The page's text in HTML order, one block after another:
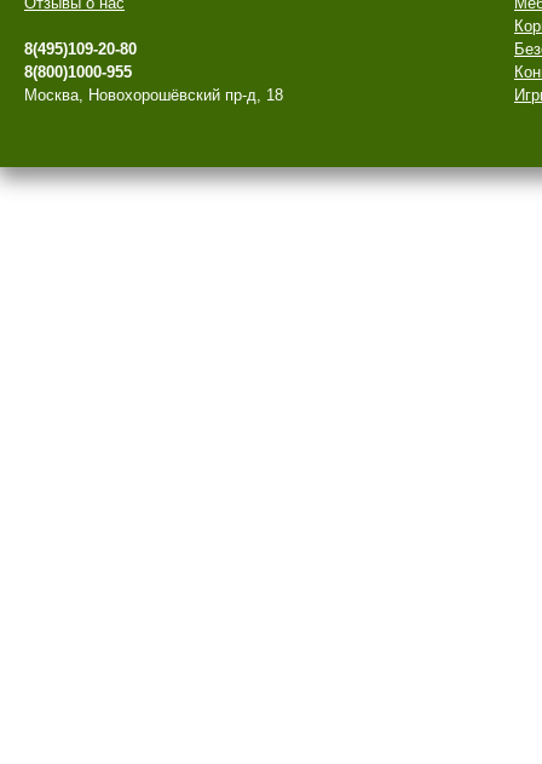
8(495)109-20-80
8(800)1000-955
Москва, Новохорошёвский пр-д, 18